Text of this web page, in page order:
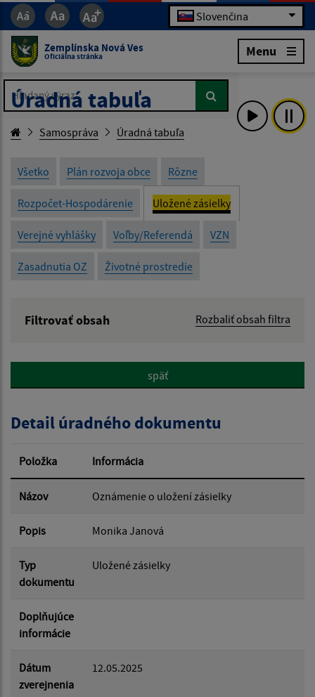
Slovenčina
Zemplínska Nová Ves
Oficiálna stránka Menu
Hľadaný výraz...
Hľadaný výraz...
Úradná tabuľa
Samospráva Úradná tabuľa
Všetko Plán rozvoja obce Rôzne
Rozpočet-Hospodárenie Uložené zásielky
Verejné vyhlášky Voľby/Referendá VZN
Zasadnutia OZ Životné prostredie
Filtrovať obsah Rozbaliť obsah filtra
Popis:
Dátum zverejnenia od:
Dátum zverejnenia do:
späť
Detail úradného dokumentu
Položka Informácia
Názov Oznámenie o uložení zásielky
Popis Monika Janová
Typ
dokumentu
Uložené zásielky
Doplňujúce
informácie
Dátum
zverejnenia
12.05.2025